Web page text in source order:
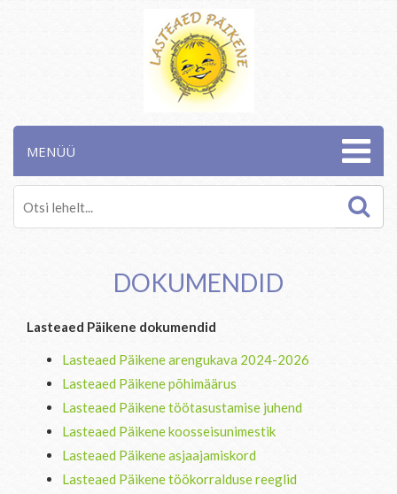
MENÜÜ
DOKUMENDID
Lasteaed Päikene dokumendid
Lasteaed Päikene arengukava 2024-2026
Lasteaed Päikene põhimäärus
Lasteaed Päikene töötasustamise juhend
Lasteaed Päikene koosseisunimestik
Lasteaed Päikene asjaajamiskord
Lasteaed Päikene töökorralduse reeglid